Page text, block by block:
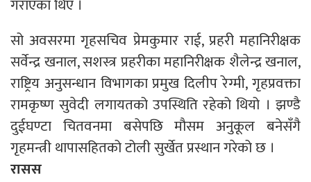
गराएका थिए ।
सो अवसरमा गृहसचिव प्रेमकुमार राई, प्रहरी महानिरीक्षक
सर्वेन्द्र खनाल, सशस्त्र प्रहरीका महानिरीक्षक शैलेन्द्र खनाल,
राष्ट्रिय अनुसन्धान विभागका प्रमुख दिलीप रेग्मी, गृहप्रवक्ता
रामकृष्ण सुवेदी लगायतको उपस्थिति रहेको थियो । झण्डै
दुईघण्टा चितवनमा बसेपछि मौसम अनुकूल बनेसँगै
गृहमन्त्री थापासहितको टोली सुर्खेत प्रस्थान गरेको छ ।
रासस